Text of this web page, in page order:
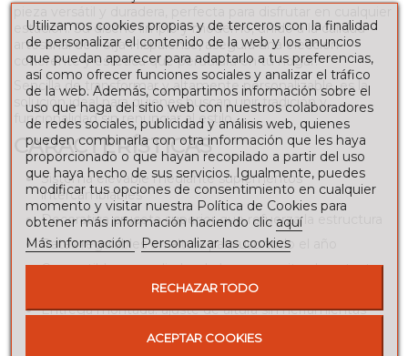
estación. Su diseño limpio y moderno, unido a la calidad
artesanal de Forja Hispalense, asegura una elección
coherente y estética que perdurará en tu hogar.
Sencilla de transformar y altamente personalizable, es la
solución ideal para quienes buscan unir tradición y
funcionalidad sin renunciar al estilo.
CARACTERÍSTICAS
Sistema elevable mediante suplementos
intercambiables
Decorativa cruceta superior que refuerza la estructura
Patas regulables en altura para uso todo el año
Compatible con radiador de brasero; evita el contacto
directo con el cristal
Entrega montada: ajuste de altura sin herramientas
Fabricación personalizada: medidas, colores y
Utilizamos cookies propias y de terceros con la finalidad
de personalizar el contenido de la web y los anuncios
que puedan aparecer para adaptarlo a tus preferencias,
así como ofrecer funciones sociales y analizar el tráfico
de la web. Además, compartimos información sobre el
uso que haga del sitio web con nuestros colaboradores
de redes sociales, publicidad y análisis web, quienes
pueden combinarla con otra información que les haya
proporcionado o que hayan recopilado a partir del uso
que haya hecho de sus servicios. Igualmente, puedes
modificar tus opciones de consentimiento en cualquier
momento y visitar nuestra Política de Cookies para
obtener más información haciendo clic aquí
Más información
Personalizar las cookies
RECHAZAR TODO
ACEPTAR COOKIES